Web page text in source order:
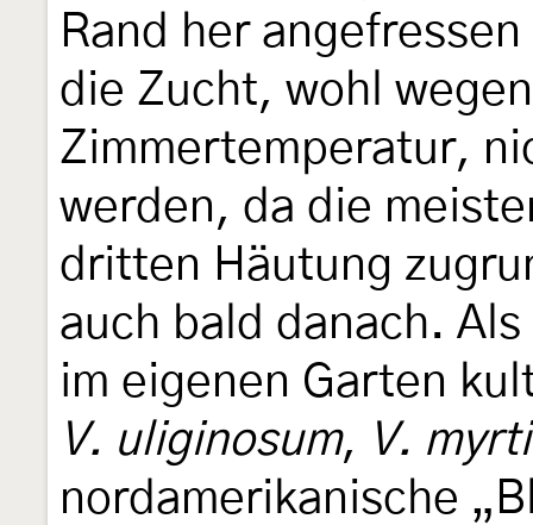
Rand her
die Zucht, wohl
Zimmertemperatur,
werden, da die
dritten Häutung
auch bald danach.
im eigenen Garten
V. uliginosum, V.
nordamerikanische